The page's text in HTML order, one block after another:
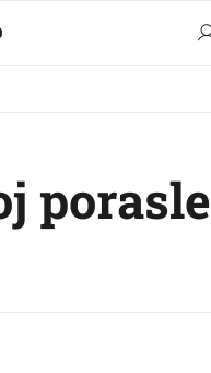
porasle